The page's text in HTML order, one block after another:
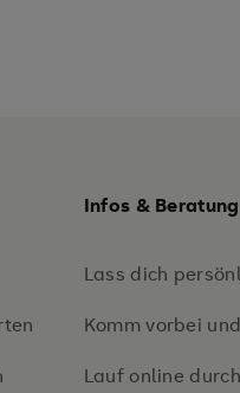
Infos & Beratung
Lass dich
Komm vorbei
Lauf online